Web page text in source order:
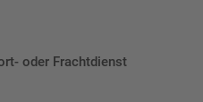
oder Frachtdienst